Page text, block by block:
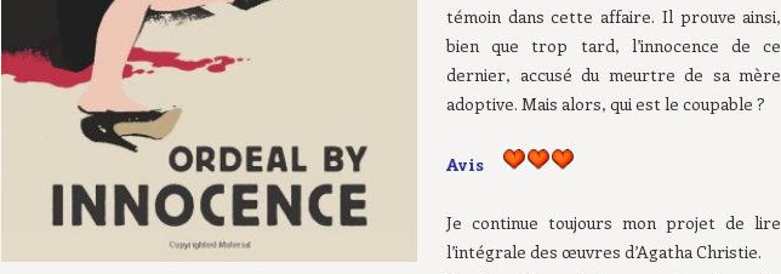
témoin dans cette affaire. Il prouve ainsi,
bien que trop tard, l’innocence de ce
dernier, accusé du meurtre de sa mère
adoptive. Mais alors, qui est le coupable ?
Avis
Je continue toujours mon projet de lire
l’intégrale des œuvres d’Agatha Christie.